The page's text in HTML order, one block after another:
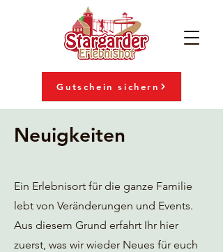
Gutschein sichern
Neuigkeiten
Ein Erlebnisort für die ganze Familie
lebt von Veränderungen und Events.
Aus diesem Grund erfahrt Ihr hier
zuerst, was wir wieder Neues für euch